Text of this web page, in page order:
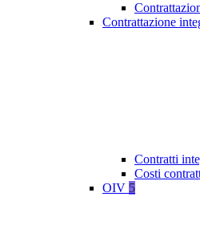
Contrattazione
Contratti
Costi
OIV 5